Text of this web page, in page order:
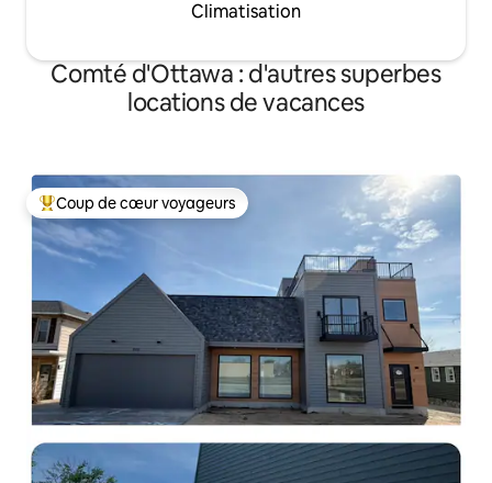
Climatisation
Comté d'Ottawa : d'autres superbes
locations de vacances
Coups de cœur voyageurs les plus appréciés
Coup de cœur voyageurs